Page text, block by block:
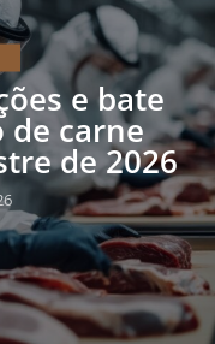
e bate
carne
de 2026